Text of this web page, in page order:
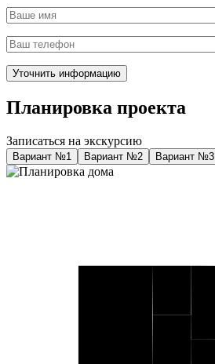
Планировка проекта
Записаться на экскурсию
Вариант №1 Вариант №2 Вариант №3